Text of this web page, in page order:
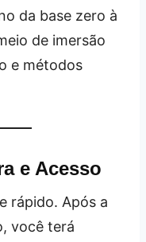
da base zero à
de imersão
e métodos
e Acesso
rápido. Após a
você terá